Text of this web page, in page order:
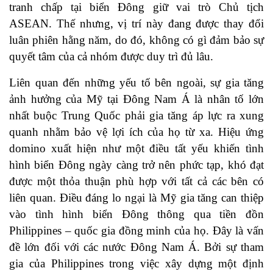
tranh chấp tại biển Đông giữ vai trò Chủ tịch
ASEAN. Thế nhưng, vị trí này đang được thay đổi
luân phiên hằng năm, do đó, không có gì đảm bảo sự
quyết tâm của cả nhóm được duy trì đủ lâu.
Liên quan đến những yếu tố bên ngoài, sự gia tăng
ảnh hưởng của Mỹ tại Đông Nam Á là nhân tố lớn
nhất buộc Trung Quốc phải gia tăng áp lực ra xung
quanh nhằm bảo vệ lợi ích của họ từ xa. Hiệu ứng
domino xuất hiện như một điều tất yếu khiến tình
hình biển Đông ngày càng trở nên phức tạp, khó đạt
được một thỏa thuận phù hợp với tất cả các bên có
liên quan. Điều đáng lo ngại là Mỹ gia tăng can thiệp
vào tình hình biển Đông thông qua tiền đồn
Philippines – quốc gia đồng minh của họ. Đây là vấn
đề lớn đối với các nước Đông Nam Á. Bởi sự tham
gia của Philippines trong việc xây dựng một định